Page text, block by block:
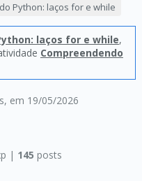
, em 19/05/2026
Python: laços for e while
laços for e while,
Compreendendo
| 145 posts